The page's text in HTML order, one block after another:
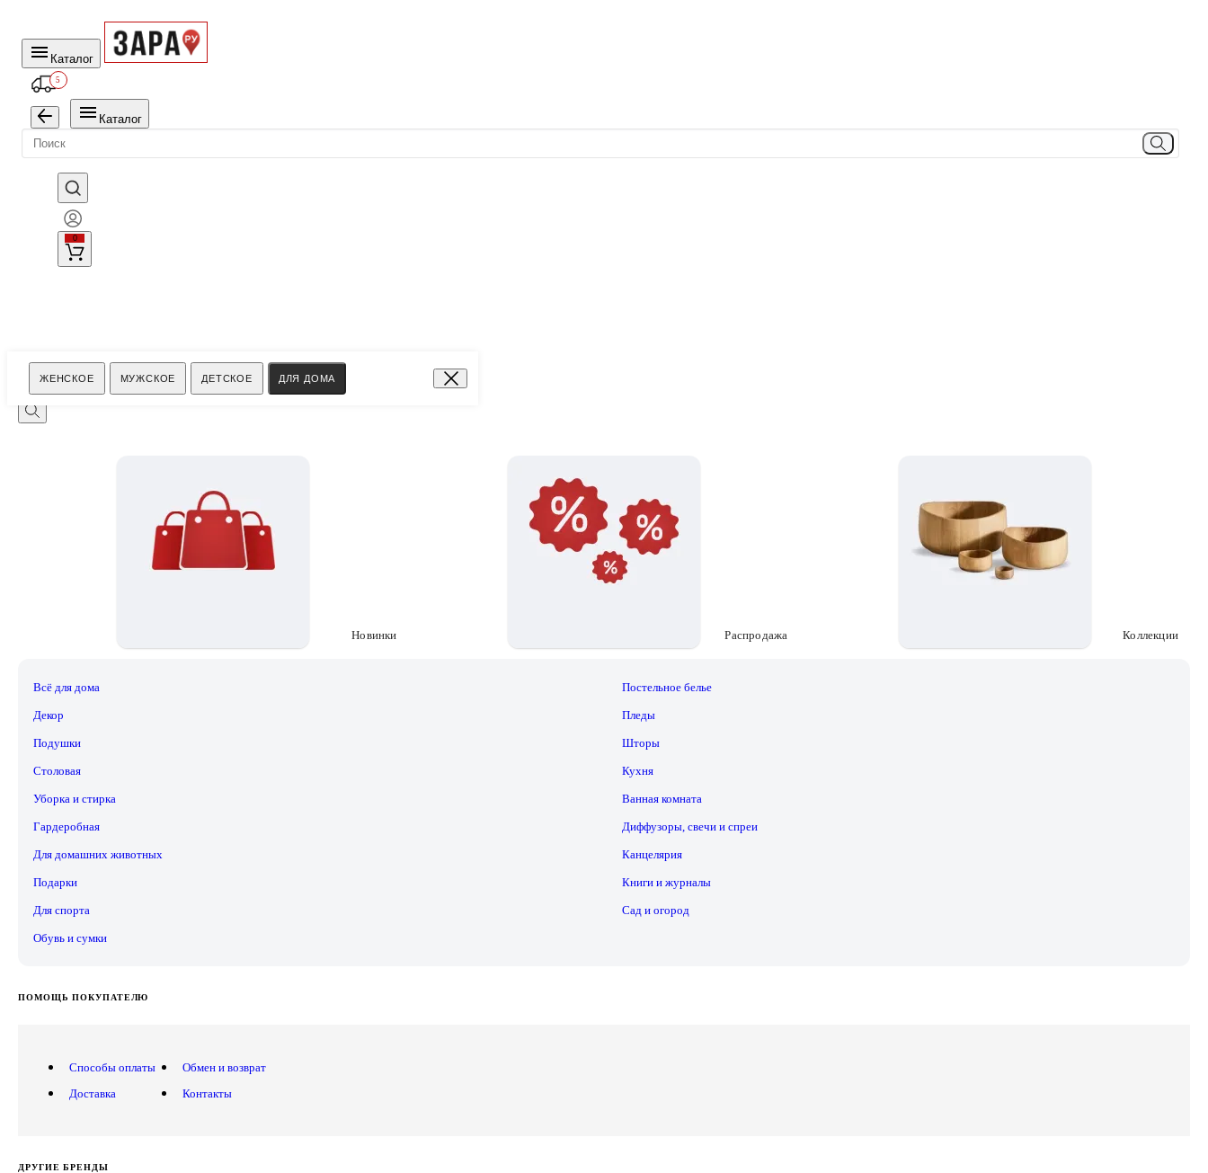
Каталог
5
Каталог
0
ЖЕНСКОЕ МУЖСКОЕ ДЕТСКОЕ ДЛЯ ДОМА
Поиск
Новинки Распродажа Коллекции
Всё для дома Постельное белье
Декор Пледы
Подушки Шторы
Столовая Кухня
Уборка и стирка Ванная комната
Гардеробная Диффузоры, свечи и спреи
Для домашних животных Канцелярия
Подарки Книги и журналы
Для спорта Сад и огород
Обувь и сумки
ПОМОЩЬ ПОКУПАТЕЛЮ
Способы оплаты
Доставка
Обмен и возврат
Контакты
ДРУГИЕ БРЕНДЫ